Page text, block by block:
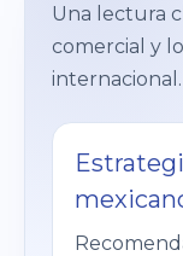
Una lectura
comercial y
internacional.